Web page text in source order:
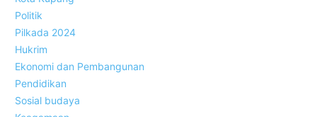
Politik
Pilkada 2024
Hukrim
Ekonomi dan Pembangunan
Pendidikan
Sosial budaya